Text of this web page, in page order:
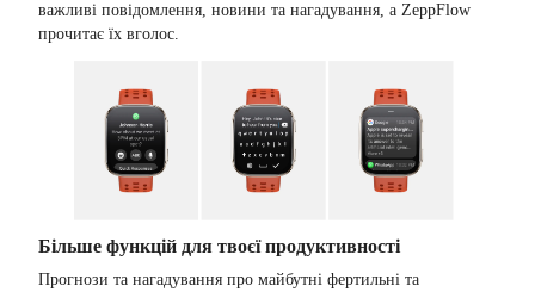
важливі повідомлення, новини та нагадування, а ZeppFlow
прочитає їх вголос.
Більше функцій для твоєї продуктивності
Прогнози та нагадування про майбутні фертильні та